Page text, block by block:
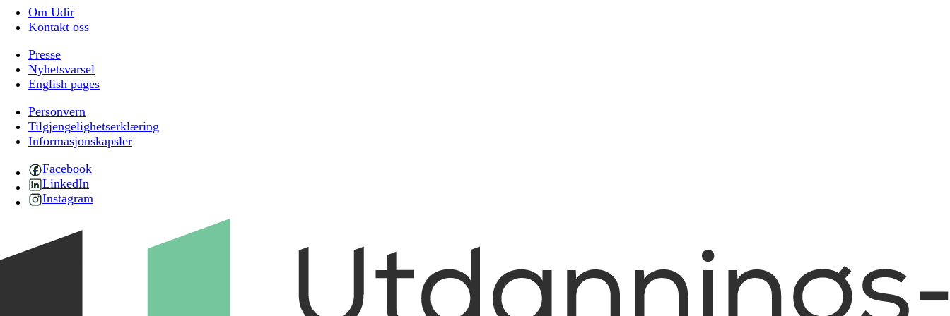
Om Udir
Kontakt oss
Presse
Nyhetsvarsel
English pages
Personvern
Tilgjengelighetserklæring
Informasjonskapsler
Facebook
LinkedIn
Instagram